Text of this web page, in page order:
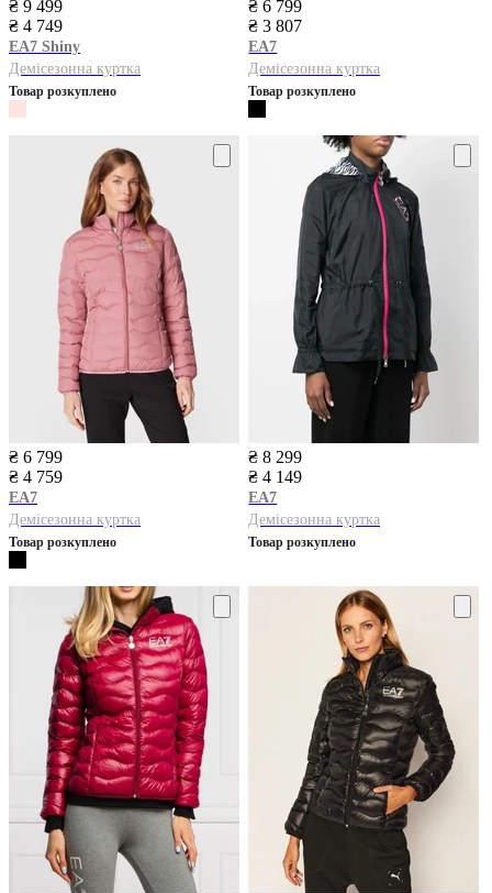
₴ 9 499
₴ 4 749
EA7 Shiny
Демісезонна куртка
Товар розкуплено
₴ 6 799
₴ 3 807
EA7
Демісезонна куртка
Товар розкуплено
₴ 6 799
₴ 4 759
EA7
Демісезонна куртка
Товар розкуплено
₴ 8 299
₴ 4 149
EA7
Демісезонна куртка
Товар розкуплено